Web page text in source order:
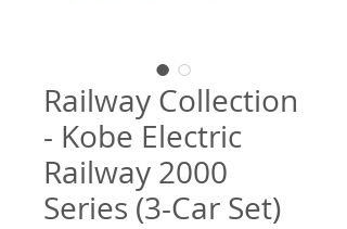
Railway Collection
- Kobe Electric
Railway 2000
Series (3-Car Set)